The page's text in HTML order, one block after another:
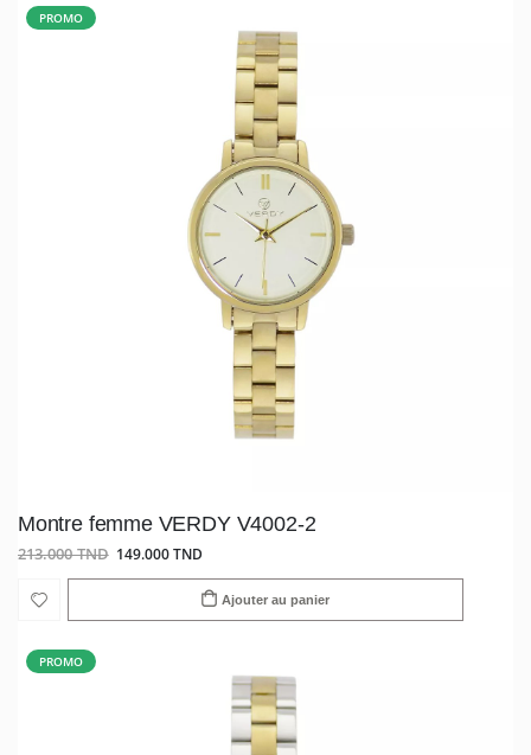
PROMO
Montre femme VERDY V4002-2
213.000 TND 149.000 TND
Ajouter au panier
PROMO